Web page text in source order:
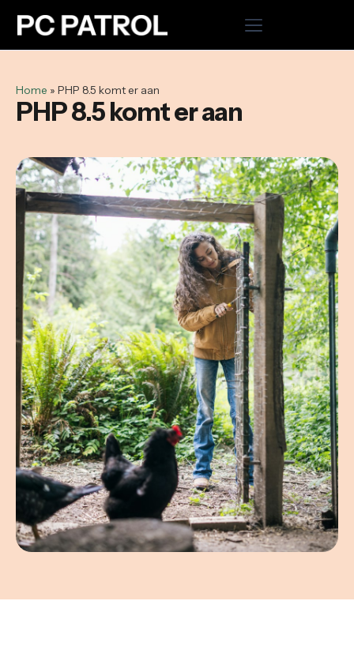
Hosting
Domeinnaam registreren
Microsoft 365
WordPress onderhoud uitbesteden
Home » PHP 8.5 komt er aan
PHP 8.5 komt er aan